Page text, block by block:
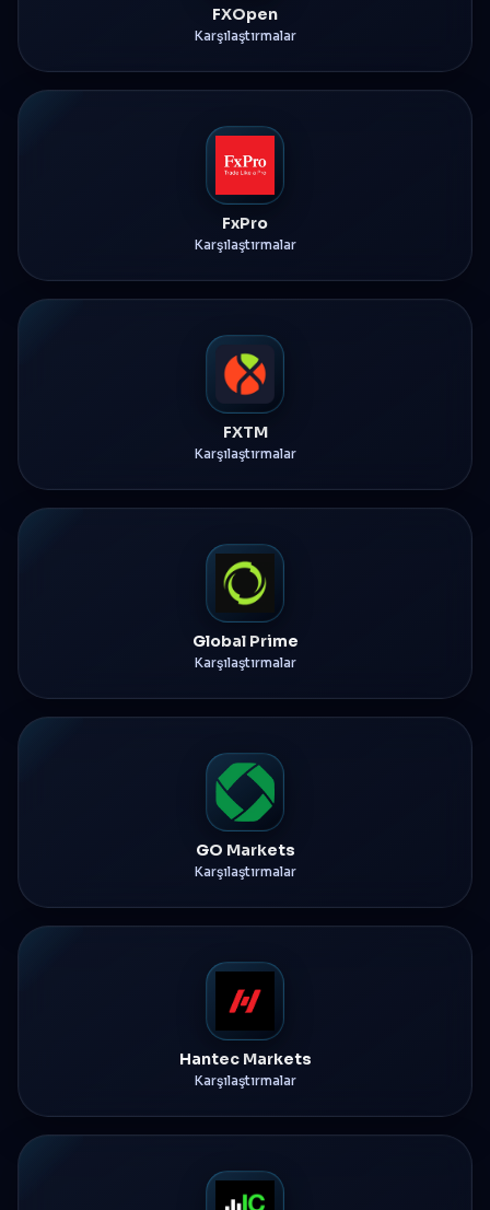
FXOpen
Karşılaştırmalar
FxPro
Karşılaştırmalar
FXTM
Karşılaştırmalar
Global Prime
Karşılaştırmalar
GO Markets
Karşılaştırmalar
Hantec Markets
Karşılaştırmalar